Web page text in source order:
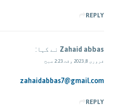
REPLY
Zahaid abbas نے کہا:
فروری 8, 2023 وقت 2:23 صبح
zahaidabbas7@gmail.com
REPLY